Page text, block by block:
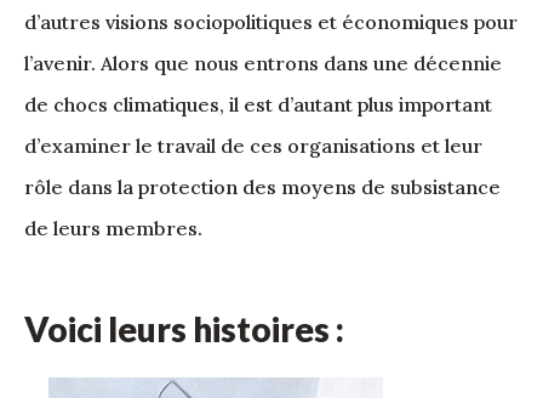
d’autres visions sociopolitiques et économiques pour
l’avenir. Alors que nous entrons dans une décennie
de chocs climatiques, il est d’autant plus important
d’examiner le travail de ces organisations et leur
rôle dans la protection des moyens de subsistance
de leurs membres.
Voici leurs histoires :